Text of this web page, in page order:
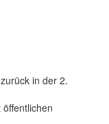
in der 2.